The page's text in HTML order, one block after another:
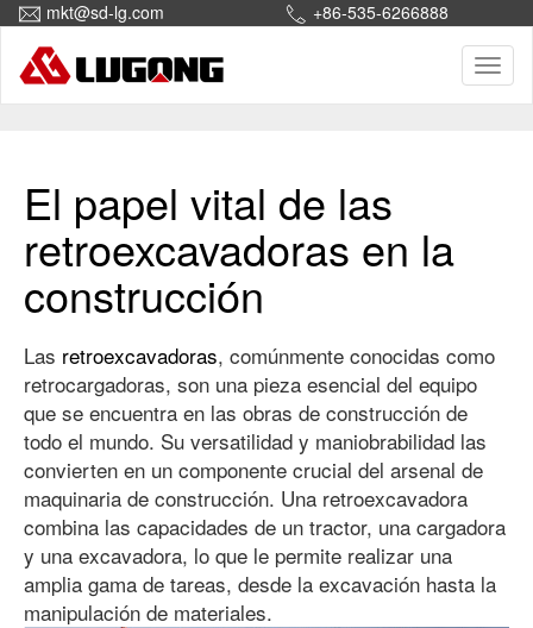
mkt@sd-lg.com +86-535-6266888
El papel vital de las
retroexcavadoras en la
construcción
Las retroexcavadoras, comúnmente conocidas como
retrocargadoras, son una pieza esencial del equipo
que se encuentra en las obras de construcción de
todo el mundo. Su versatilidad y maniobrabilidad las
convierten en un componente crucial del arsenal de
maquinaria de construcción. Una retroexcavadora
combina las capacidades de un tractor, una cargadora
y una excavadora, lo que le permite realizar una
amplia gama de tareas, desde la excavación hasta la
manipulación de materiales.